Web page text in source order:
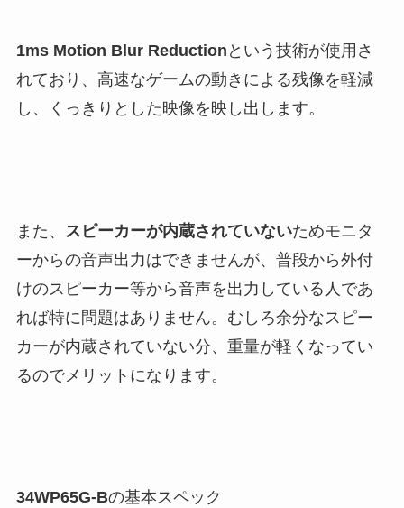
1ms Motion Blur Reduction という技術が使用さ
れており、高速なゲームの動きによる残像を軽減
し、くっきりとした映像を映し出します。
また、 スピーカーが内蔵されていないためモニタ
ーからの音声出力はできませんが、普段から外付
けのスピーカー等から音声を出力している人であ
れば特に問題はありません。むしろ余分なスピー
カーが内蔵されていない分、重量が軽くなってい
るのでメリットになります。
34WP65G-Bの基本スペック